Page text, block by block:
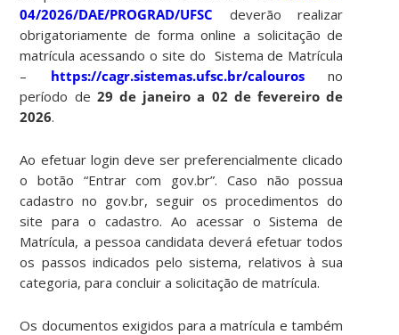
04/2026/DAE/PROGRAD/UFSC deverão realizar
obrigatoriamente de forma online a solicitação de
matrícula acessando o site do Sistema de Matrícula
– https://cagr.sistemas.ufsc.br/calourosno
período de 29 de janeiro a 02 de fevereiro de
2026.
Ao efetuar login deve ser preferencialmente clicado
o botão “Entrar com gov.br”. Caso não possua
cadastro no gov.br, seguir os procedimentos do
site para o cadastro. Ao acessar o Sistema de
Matrícula, a pessoa candidata deverá efetuar todos
os passos indicados pelo sistema, relativos à sua
categoria, para concluir a solicitação de matrícula.
Os documentos exigidos para a matrícula e também